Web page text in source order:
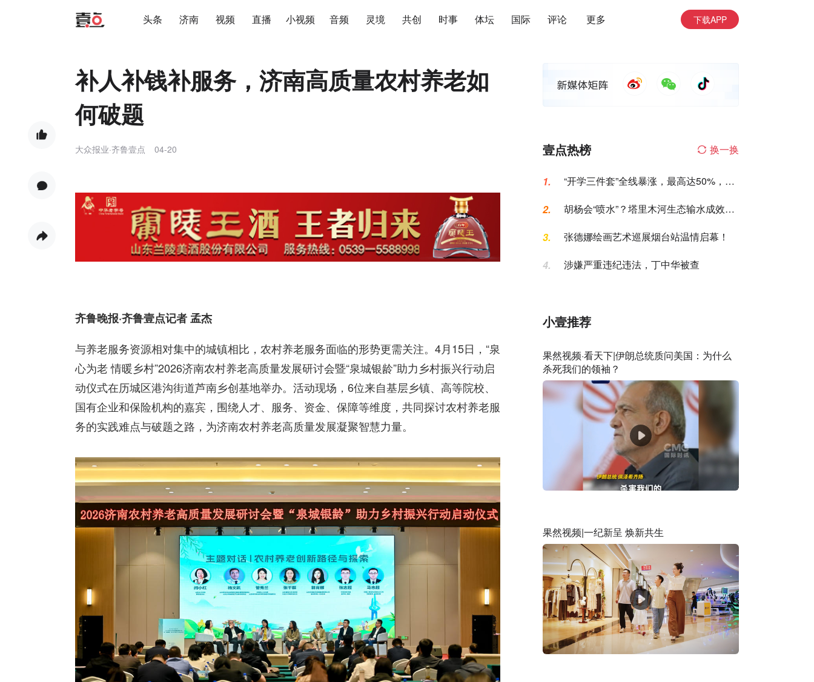
头条 济南 视频 直播 小视频 音频 灵境 共创 时事 体坛 国际 评论 更多 下载APP
补人补钱补服务，济南高质量农村养老如
何破题
大众报业·齐鲁壹点 04-20
齐鲁晚报·齐鲁壹点记者 孟杰
与养老服务资源相对集中的城镇相比，农村养老服务面临的形势更需关注。4月15日，“泉
心为老 情暖乡村”2026济南农村养老高质量发展研讨会暨“泉城银龄”助力乡村振兴行动启
动仪式在历城区港沟街道芦南乡创基地举办。活动现场，6位来自基层乡镇、高等院校、
国有企业和保险机构的嘉宾，围绕人才、服务、资金、保障等维度，共同探讨农村养老服
务的实践难点与破题之路，为济南农村养老高质量发展凝聚智慧力量。
壹点热榜 换一换
1.
“开学三件套”全线暴涨，最高达50%，家
2.
胡杨会“喷水”？塔里木河生态输水成效，
3.
张德娜绘画艺术巡展烟台站温情启幕！
4. 涉嫌严重违纪违法，丁中华被查
小壹推荐
果然视频·看天下|伊朗总统质问美国：为什么
杀死我们的领袖？
果然视频|一纪新呈 焕新共生